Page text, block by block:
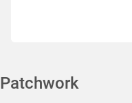
Patchwork